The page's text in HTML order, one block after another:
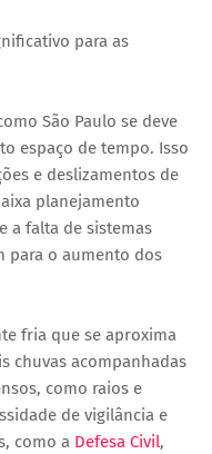
para as
São Paulo se deve
espaço de tempo. Isso
e deslizamentos de
planejamento
a falta de sistemas
para o aumento dos
fria que se aproxima
chuvas acompanhadas
como raios e
de vigilância e
como a Defesa Civil,